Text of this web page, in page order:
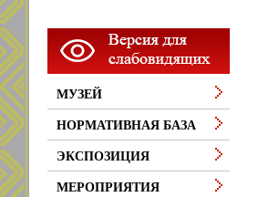
МУЗЕЙ
НОРМАТИВНАЯ БАЗА
ЭКСПОЗИЦИЯ
МЕРОПРИЯТИЯ